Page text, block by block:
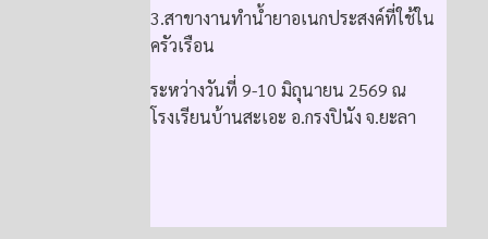
3.สาขางานทำน้ำยาอเนกประสงค์ที่ใช้ใน
ครัวเรือน
ระหว่างวันที่ 9-10 มิถุนายน 2569 ณ
โรงเรียนบ้านสะเอะ อ.กรงปินัง จ.ยะลา